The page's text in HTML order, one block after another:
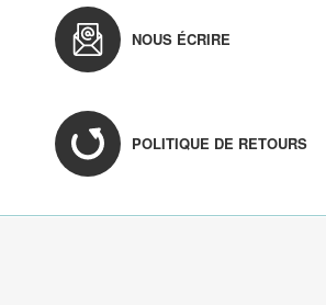
NOUS ÉCRIRE
POLITIQUE DE RETOURS